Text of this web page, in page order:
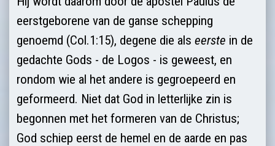
eerstgeborene van de ganse schepping
genoemd (Col.1:15), degene die als eerste in de
ge­dachte Gods - de Logos - is geweest, en
rondom wie al het andere is gegroepeerd en
geformeerd. Niet dat God in letterlijke zin is
begonnen met het formeren van de Christus;
God schiep eerst de hemel en de aarde en pas